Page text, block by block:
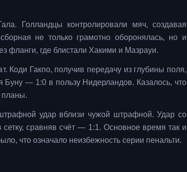
Голландцы контролировали мяч, создавая
не только грамотно оборонялась, но и
фланги, где блистали Хакими и Мазрауи.
Коди Гакпо, получив передачу из глубины поля,
— 1:0 в пользу Нидерландов. Казалось, что
планы.
удар вблизи чужой штрафной. Удар со
сравняв счёт — 1:1. Основное время так и
что означало неизбежность серии пенальти.